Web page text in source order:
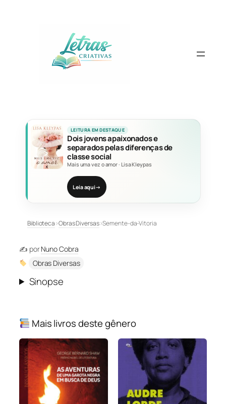
LEITURA EM DESTAQUE
Dois jovens apaixonados e
separados pelas diferenças de
classe social
Mais uma vez o amor· Lisa Kleypas
Leia aqui→
Biblioteca›Obras Diversas›Semente-da-Vitoria
✍️ porNuno Cobra
Obras Diversas
Sinopse
Mais livros deste gênero